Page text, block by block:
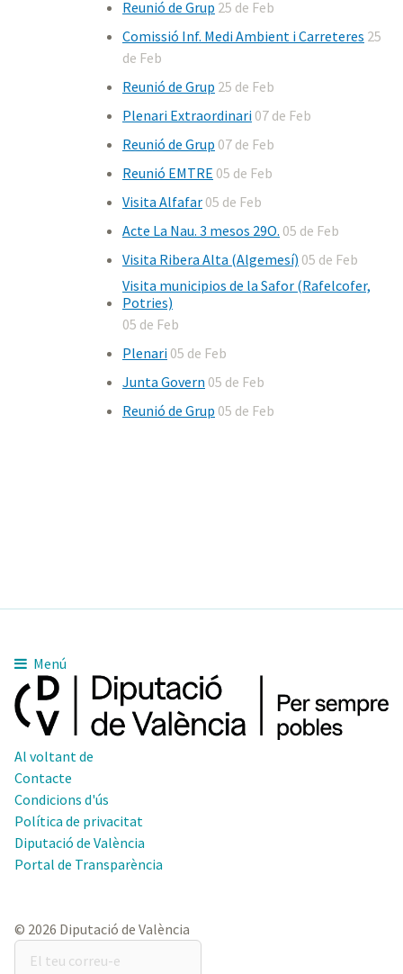
Reunió de Grup 25 de Feb
Comissió Inf. Medi Ambient i Carreteres 25
de Feb
Reunió de Grup 25 de Feb
Plenari Extraordinari 07 de Feb
Reunió de Grup 07 de Feb
Reunió EMTRE 05 de Feb
Visita Alfafar 05 de Feb
Acte La Nau. 3 mesos 29O. 05 de Feb
Visita Ribera Alta (Algemesí) 05 de Feb
Visita municipios de la Safor (Rafelcofer,
Potries)
05 de Feb
Plenari 05 de Feb
Junta Govern 05 de Feb
Reunió de Grup 05 de Feb
Menú
Al voltant de
Contacte
Condicions d'ús
Política de privacitat
Diputació de València
Portal de Transparència
© 2026 Diputació de València